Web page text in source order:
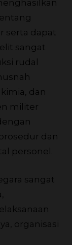
serta dapat
sangat
rudal
dan
militer
dan
personel.
sangat
organisasi